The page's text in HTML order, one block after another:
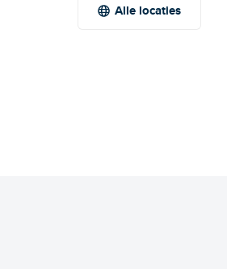
Alle locaties